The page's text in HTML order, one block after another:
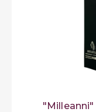
"Milleanni"